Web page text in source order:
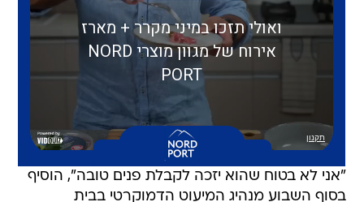
"אני לא בטוח שהוא יזכה לקבלת פנים טובה", הוסיף
בסוף השבוע מנהיג המיעוט הדמוקרטי בבית